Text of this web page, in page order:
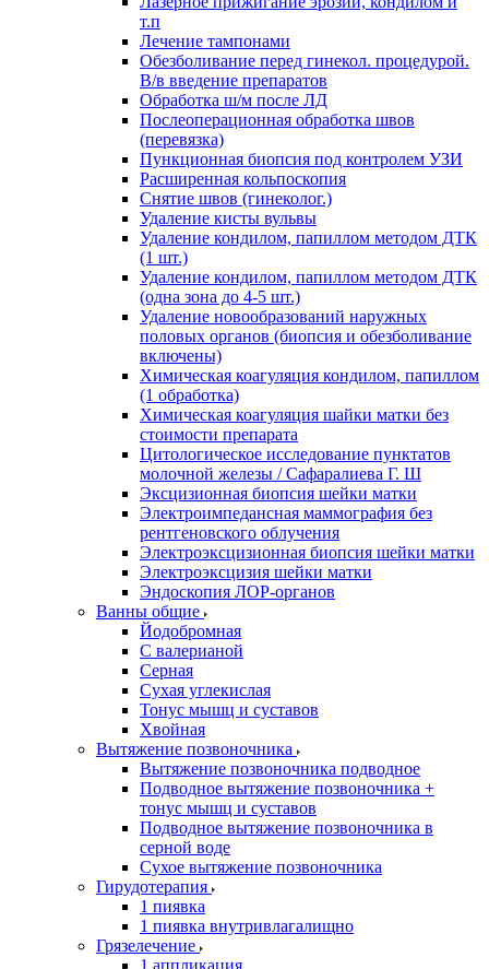
т.п
Лечение тампонами
Обезболивание перед гинекол. процедурой.
В/в введение препаратов
Обработка ш/м после ЛД
Послеоперационная обработка швов
(перевязка)
Пункционная биопсия под контролем УЗИ
Расширенная кольпоскопия
Снятие швов (гинеколог.)
Удаление кисты вульвы
Удаление кондилом, папиллом методом ДТК
(1 шт.)
Удаление кондилом, папиллом методом ДТК
(одна зона до 4-5 шт.)
Удаление новообразований наружных
половых органов (биопсия и обезболивание
включены)
Химическая коагуляция кондилом, папиллом
(1 обработка)
Химическая коагуляция шайки матки без
стоимости препарата
Цитологическое исследование пунктатов
молочной железы / Сафаралиева Г. Ш
Эксцизионная биопсия шейки матки
Электроимпедансная маммография без
рентгеновского облучения
Электроэксцизионная биопсия шейки матки
Электроэксцизия шейки матки
Эндоскопия ЛОР-органов
Ванны общие
Йодобромная
С валерианой
Серная
Сухая углекислая
Тонус мышц и суставов
Хвойная
Вытяжение позвоночника
Вытяжение позвоночника подводное
Подводное вытяжение позвоночника +
тонус мышц и суставов
Подводное вытяжение позвоночника в
серной воде
Сухое вытяжение позвоночника
Гирудотерапия
1 пиявка
1 пиявка внутривлагалищно
Грязелечение
1 аппликация